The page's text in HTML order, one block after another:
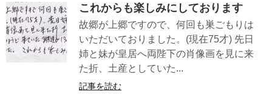
これからも楽しみにしております
故郷が上郷ですので、何回も巣ごもりは
いただいておりました。(現在75才) 先日
姉と妹が皇居へ両陛下の肖像画を見に来
た折、土産としていた...
記事を読む